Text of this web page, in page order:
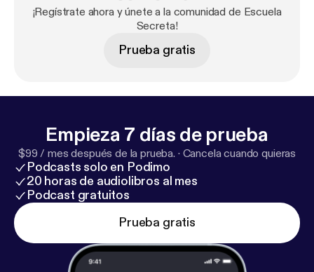
significados. See omnystudio.com/listener [
https://
omnystudio.com/listener] for privacy information.
¡Regístrate ahora y únete a la comunidad de Escuela
Secreta!
Prueba gratis
Empieza 7 días de prueba
$99 / mes después de la prueba. · Cancela cuando quieras
Podcasts solo en Podimo
20 horas de audiolibros al mes
Podcast gratuitos
Prueba gratis